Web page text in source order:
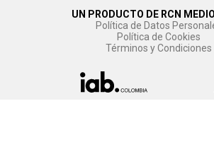
UN PRODUCTO DE RCN
Política de Datos
Política de Cookies
Términos y Condiciones